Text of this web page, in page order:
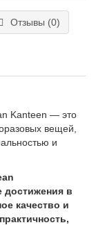
Отзывы (0)
Kanteen — это
вещей,
и
достижения в
качество и